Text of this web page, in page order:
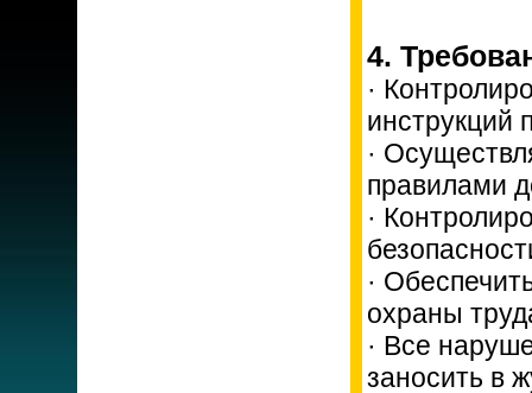
4.
·
инструкций
·
правилами
·
·
охраны
· Все
заносить в